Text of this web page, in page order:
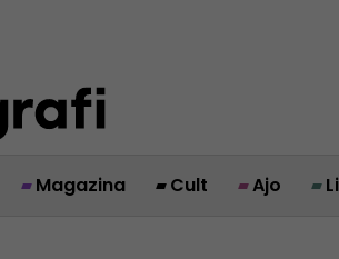
Magazina Cult Ajo